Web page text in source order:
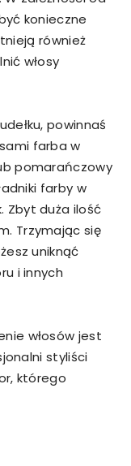
konieczne
również
włosy
powinnaś
farba w
pomarańczowy
farby w
Zbyt duża ilość
Trzymając się
uniknąć
i innych
włosów jest
styliści
którego